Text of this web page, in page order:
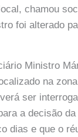
chamou
foi alterado
Ministro
na
ser
a decisão
dias e que o